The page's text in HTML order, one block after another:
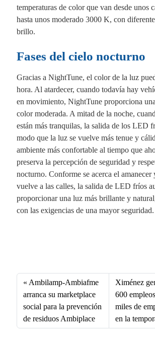
temperaturas de color que van desde unos
hasta unos moderado 3000 K, con
brillo.
Fases del cielo nocturno
Gracias a NightTune, el color de la luz
hora. Al atardecer, cuando todavía hay
en movimiento, NightTune proporciona
color moderada. A mitad de la noche,
están más tranquilas, la salida de los LED
modo que la luz se vuelve más tenue y
ambiente más confortable al tiempo que
preserva la percepción de seguridad y
nocturno. Conforme se acerca el amanecer
vuelve a las calles, la salida de LED fríos
proporcionar una luz más brillante y
con las exigencias de una mayor seguridad.
bo
ok
ed
In
ail
ts
A
pp
Ambilamp-Ambiafme
arranca su marketplace
social para la prevención
de residuos Ambiplace
Ximénez
600
miles de
en la